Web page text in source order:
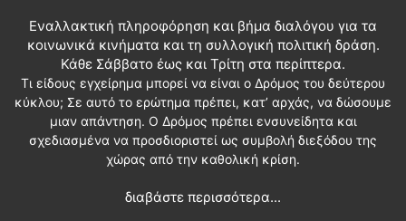
Εναλλακτική πληροφόρηση και βήμα διαλόγου για τα
κοινωνικά κινήματα και τη συλλογική πολιτική δράση.
Κάθε Σάββατο έως και Τρίτη στα περίπτερα.
Τι είδους εγχείρημα μπορεί να είναι ο Δρόμος του δεύτερου
κύκλου; Σε αυτό το ερώτημα πρέπει, κατ’ αρχάς, να δώσουμε
μιαν απάντηση. Ο Δρόμος πρέπει ενσυνείδητα και
σχεδιασμένα να προσδιοριστεί ως συμβολή διεξόδου της
χώρας από την καθολική κρίση.
διαβάστε περισσότερα...